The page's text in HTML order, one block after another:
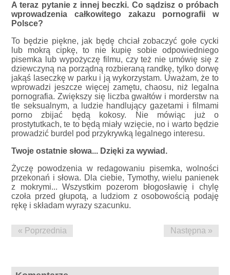
A teraz pytanie z innej beczki. Co sądzisz o próbach
wprowadzenia całkowitego zakazu pornografii w
Polsce?
To będzie piękne, jak będę chciał zobaczyć gołe cycki
lub mokrą cipkę, to nie kupię sobie odpowiedniego
pisemka lub wypożyczę filmu, czy też nie umówię się z
dziewczyną na porządną rozbieraną randkę, tylko dorwę
jakąś laseczkę w parku i ją wykorzystam. Uważam, że to
wprowadzi jeszcze więcej zamętu, chaosu, niż legalna
pornografia. Zwiększy się liczba gwałtów i morderstw na
tle seksualnym, a ludzie handlujący gazetami i filmami
porno zbijać będą kokosy. Nie mówiąc już o
prostytutkach, te to będą miały wzięcie, no i warto będzie
prowadzić burdel pod przykrywką legalnego interesu.
Twoje ostatnie słowa... Dzięki za wywiad.
Życzę powodzenia w redagowaniu pisemka, wolności
przekonań i słowa. Dla ciebie, Tymothy, wielu panienek
z mokrymi... Wszystkim pozerom błogosławię i chylę
czoła przed głupotą, a ludziom z osobowością podaję
rękę i składam wyrazy szacunku.
« Poprzednia Następna »